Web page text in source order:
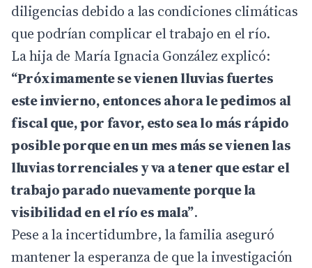
diligencias debido a las condiciones climáticas
que podrían complicar el trabajo en el río.
La hija de María Ignacia González explicó:
“Próximamente se vienen lluvias fuertes
este invierno, entonces ahora le pedimos al
fiscal que, por favor, esto sea lo más rápido
posible porque en un mes más se vienen las
lluvias torrenciales y va a tener que estar el
trabajo parado nuevamente porque la
visibilidad en el río es mala”.
Pese a la incertidumbre, la familia aseguró
mantener la esperanza de que la investigación